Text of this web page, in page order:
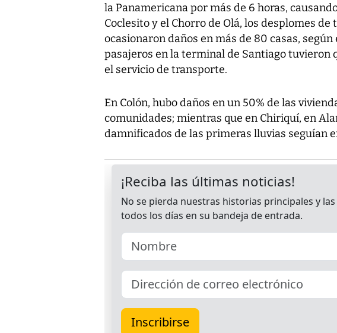
la Panamericana por más de 6 horas,
Coclesito y el Chorro de Olá, los desplomes
ocasionaron daños en más de 80 casas,
pasajeros en la terminal de Santiago tuvieron
el servicio de transporte.
En Colón, hubo daños en un 50% de las
comunidades; mientras que en Chiriquí, en
damnificados de las primeras lluvias seguían